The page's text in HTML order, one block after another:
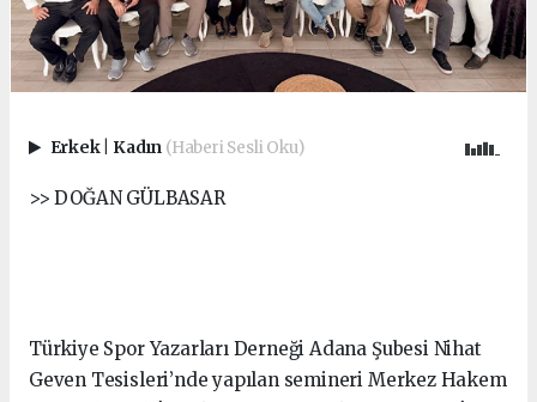
Erkek Kadın (Haberi Sesli Oku)
>> DOĞAN GÜLBASAR
Türkiye Spor Yazarları Derneği Adana Şubesi Nihat
Geven Tesisleri’nde yapılan semineri Merkez Hakem